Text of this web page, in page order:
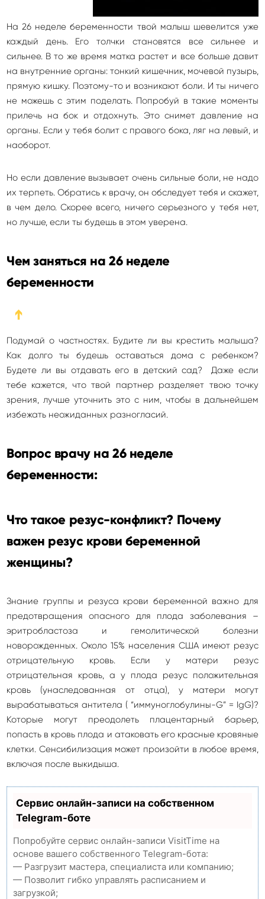
На 26 неделе беременности твой малыш шевелится уже
каждый день. Его толчки становятся все сильнее и
сильнее. В то же время матка растет и все больше давит
на внутренние органы: тонкий кишечник, мочевой пузырь,
прямую кишку. Поэтому-то и возникают боли. И ты ничего
не можешь с этим поделать. Попробуй в такие моменты
прилечь на бок и отдохнуть. Это снимет давление на
органы. Если у тебя болит с правого бока, ляг на левый, и
наоборот.
Но если давление вызывает очень сильные боли, не надо
их терпеть. Обратись к врачу, он обследует тебя и скажет,
в чем дело. Скорее всего, ничего серьезного у тебя нет,
но лучше, если ты будешь в этом уверена.
Чем заняться на 26 неделе
беременности
➔
Подумай о частностях. Будите ли вы крестить малыша?
Как долго ты будешь оставаться дома с ребенком?
Будете ли вы отдавать его в детский сад? Даже если
тебе кажется, что твой партнер разделяет твою точку
зрения, лучше уточнить это с ним, чтобы в дальнейшем
избежать неожиданных разногласий.
Вопрос врачу на 26 неделе
беременности:
Что такое резус-конфликт? Почему
важен резус крови беременной
женщины?
Знание группы и резуса крови беременной важно для
предотвращения опасного для плода заболевания –
эритробластоза и гемолитической болезни
новорожденных. Около 15% населения США имеют резус
отрицательную кровь. Если у матери резус
отрицательная кровь, а у плода резус положительная
кровь (унаследованная от отца), у матери могут
вырабатываться антитела ( “иммуноглобулины-G” = IgG)?
Которые могут преодолеть плацентарный барьер,
попасть в кровь плода и атаковать его красные кровяные
клетки. Сенсибилизация может произойти в любое время,
включая после выкидыша.
Сервис онлайн-записи на собственном
Telegram-боте
Попробуйте сервис онлайн-записи VisitTime на
основе вашего собственного Telegram-бота:
— Разгрузит мастера, специалиста или компанию;
— Позволит гибко управлять расписанием и
загрузкой;